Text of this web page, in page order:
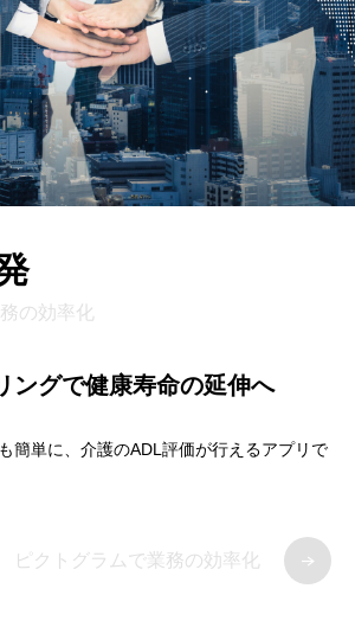
の効率化
ングで健康寿命の延伸へ
簡単に、介護のADL評価が行えるアプリで
ピクトグラムで業務の効率化